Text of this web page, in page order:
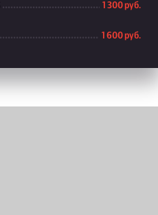
1 300 руб.
1 600 руб.